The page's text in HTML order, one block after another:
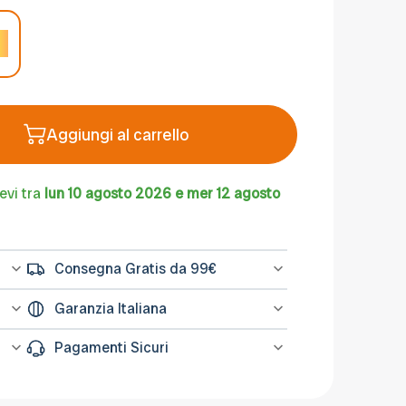
Aggiungi al carrello
tra lun 10 agosto 2026 e mer 12 agosto
Consegna Gratis da 99€
minimo 99€
Garanzia Italiana
L’assistenza per tutti i prodotti avviene in
Italia, il nostro servizio post-vendita è a
Pagamenti Sicuri